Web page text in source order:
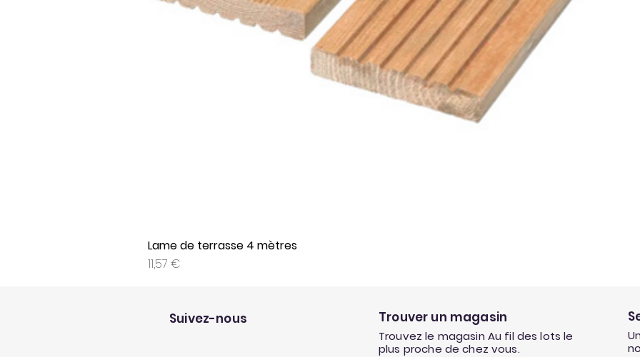
Lame de terrasse 4 mètres
Prix
11,57 €
Suivez-nous Trouver un magasin
Trouvez le magasin Au fil des lots le
plus proche de chez vous.